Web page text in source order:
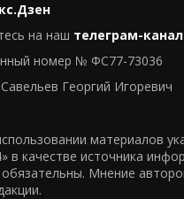
на наш телеграм-канал
номер № ФС77-73036
Георгий Игоревич
материалов
в качестве источника
Мнение